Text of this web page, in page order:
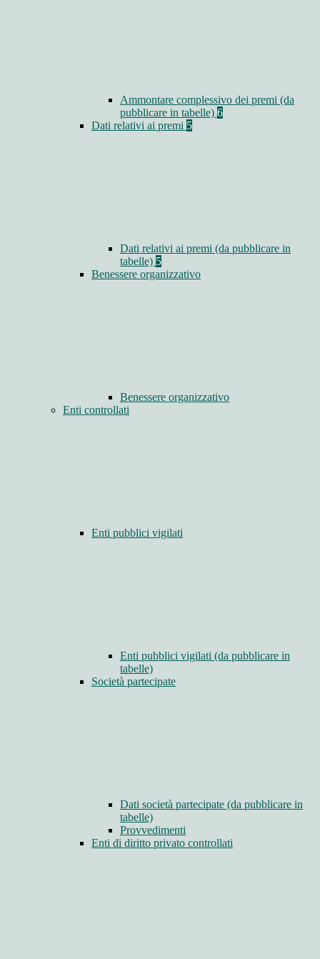
Ammontare complessivo dei premi (da
pubblicare in tabelle) 6
Dati relativi ai premi 5
Dati relativi ai premi (da pubblicare in
tabelle) 5
Benessere organizzativo
Benessere organizzativo
Enti controllati
Enti pubblici vigilati
Enti pubblici vigilati (da pubblicare in
tabelle)
Società partecipate
Dati società partecipate (da pubblicare in
tabelle)
Provvedimenti
Enti di diritto privato controllati